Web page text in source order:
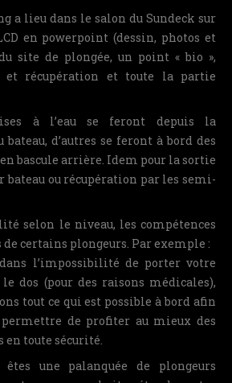
a lieu dans le salon du Sundeck sur
en powerpoint (dessin, photos et
site de plongée, un point « bio »,
et récupération et toute la partie
à l’eau se feront depuis la
d’autres se feront à bord des
bascule arrière. Idem pour la sortie
bateau ou récupération par les semi-
selon le niveau, les compétences
de certains plongeurs. Par exemple :
l’impossibilité de porter votre
dos (pour des raisons médicales),
tout ce qui est possible à bord afin
permettre de profiter au mieux des
en toute sécurité.
une palanquée de plongeurs